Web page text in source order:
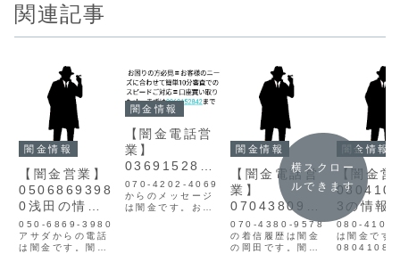
関連記事
闇金情報
【闇金営業】
0506869398
0浅田の情報
【迷惑電話】
050-6869-3980
アサダからの電話
は闇金です。闇金
闇金情報
【闇金電話営
業】
0369152842
の情報
070-4202-4069
からのメッセージ
は闇金です。お困
闇金情報
【闇金電話営
業】
0704380957
8オカダの情
報
070-4380-9578
の着信履歴は闇金
の岡田です。闇金
闇金情報
【闇金営
3の情報
惑電話】
080-
は闇金です
横スクロー
ルできます